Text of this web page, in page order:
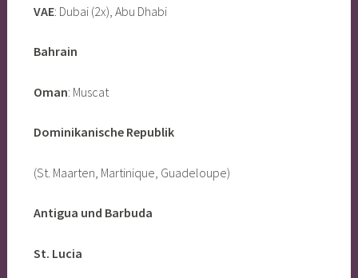
VAE: Dubai (2x), Abu Dhabi
Bahrain
Oman: Muscat
Dominikanische Republik
(St. Maarten, Martinique, Guadeloupe)
Antigua und Barbuda
St. Lucia